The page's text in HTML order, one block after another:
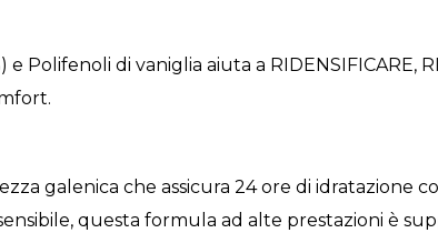
Polifenoli di vaniglia aiuta a RIDENSIFICARE,
galenica che assicura 24 ore di idratazione
questa formula ad alte prestazioni è